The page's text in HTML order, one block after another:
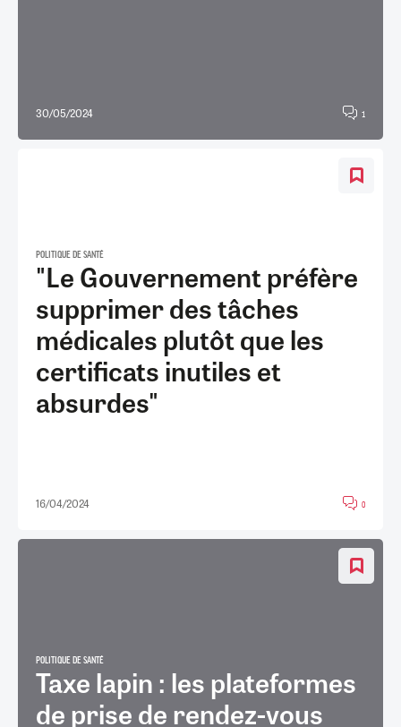
30/05/2024 1
POLITIQUE DE SANTÉ
"Le Gouvernement préfère
supprimer des tâches
médicales plutôt que les
certificats inutiles et
absurdes"
16/04/2024 0
POLITIQUE DE SANTÉ
Taxe lapin : les plateformes
de prise de rendez-vous